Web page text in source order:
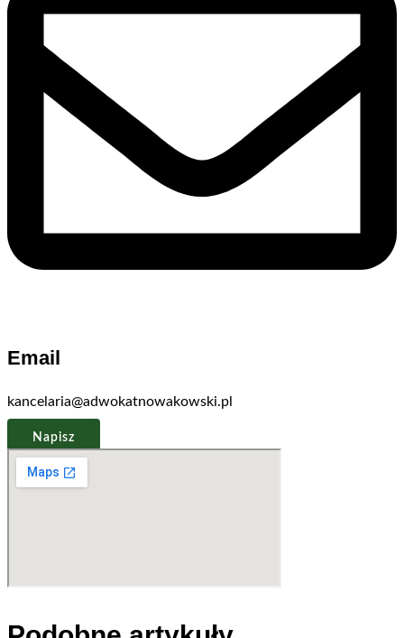
Email
kancelaria@adwokatnowakowski.pl
Napisz